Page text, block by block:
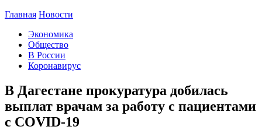
Главная Новости
Экономика
Общество
В России
Коронавирус
В Дагестане прокуратура добилась
выплат врачам за работу с пациентами
с COVID-19